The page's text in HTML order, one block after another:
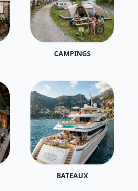
CAMPINGS
BATEAUX